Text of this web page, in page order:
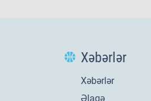
Xəbərlər
Xəbərlər
Əlaqə